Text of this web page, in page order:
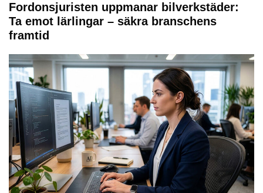
Fordonsjuristen uppmanar bilverkstäder:
Ta emot lärlingar – säkra branschens
framtid